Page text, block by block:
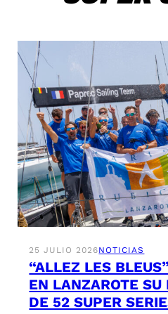
25 JULIO 2026NOTICIAS
“ALLEZ LES
EN LANZAROTE SU
DE 52 SUPER